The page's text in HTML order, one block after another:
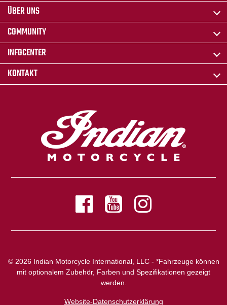
ÜBER UNS
COMMUNITY
INFOCENTER
KONTAKT
© 2026 Indian Motorcycle International, LLC - *Fahrzeuge können
mit optionalem Zubehör, Farben und Spezifikationen gezeigt
werden.
Website-Datenschutzerklärung